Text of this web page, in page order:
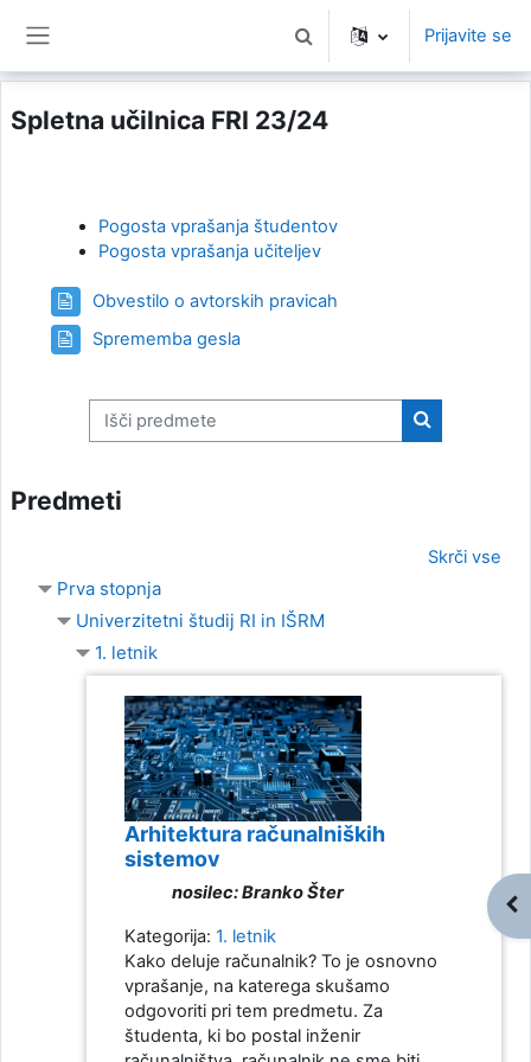
Preklopi iskalni vnosPrijavite se
Spletna učilnica FRI 23/24
Pogosta vprašanja študentov
Pogosta vprašanja učiteljev
Obvestilo o avtorskih pravicahStran
Sprememba geslaStran
Išči predmete
Išči
Predmeti
Skrči vse
Prva stopnja
Univerzitetni študij RI in IŠRM
1. letnik
Arhitektura računalniških
sistemov
nosilec: Branko Šter
Kategorija: 1. letnik
Kako deluje računalnik? To je osnovno
vprašanje, na katerega skušamo
odgovoriti pri tem predmetu. Za
študenta, ki bo postal inženir